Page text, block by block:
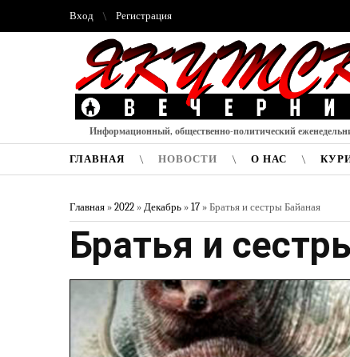
Вход Регистрация
Информационный, общественно-политический
ГЛАВНАЯ НОВОСТИ О НАС
Главная » 2022 » Декабрь » 17 » Братья и сестры Байаная
Братья и